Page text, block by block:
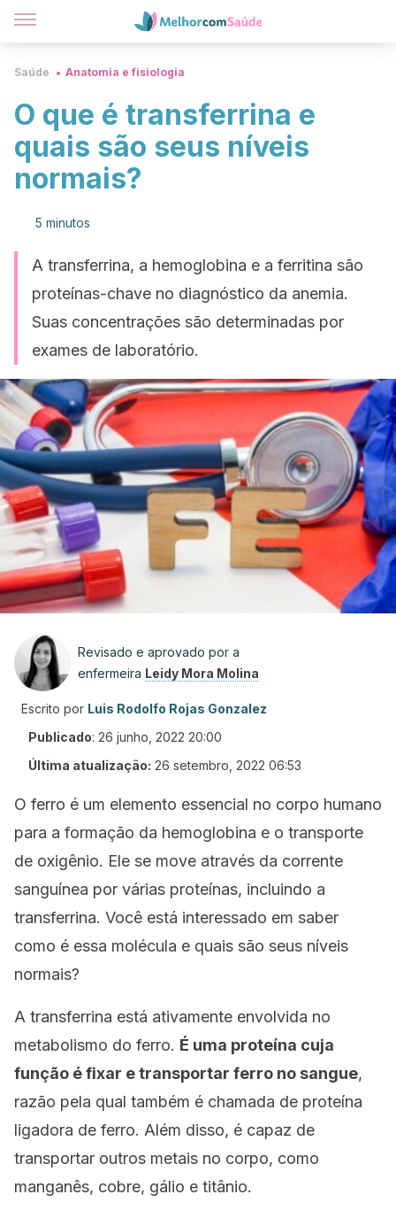
Saúde Anatomia e fisiologia
O que é transferrina e
quais são seus níveis
normais?
5 minutos
A transferrina, a hemoglobina e a ferritina são
proteínas-chave no diagnóstico da anemia.
Suas concentrações são determinadas por
exames de laboratório.
Revisado e aprovado por a
enfermeira Leidy Mora Molina
Escrito por Luis Rodolfo Rojas Gonzalez
Publicado: 26 junho, 2022 20:00
Última atualização: 26 setembro, 2022 06:53
O ferro é um elemento essencial no corpo humano
para a formação da hemoglobina e o transporte
de oxigênio. Ele se move através da corrente
sanguínea por várias proteínas, incluindo a
transferrina. Você está interessado em saber
como é essa molécula e quais são seus níveis
normais?
A transferrina está ativamente envolvida no
metabolismo do ferro. É uma proteína cuja
função é fixar e transportar ferro no sangue,
razão pela qual também é chamada de proteína
ligadora de ferro. Além disso, é capaz de
transportar outros metais no corpo, como
manganês, cobre, gálio e titânio.